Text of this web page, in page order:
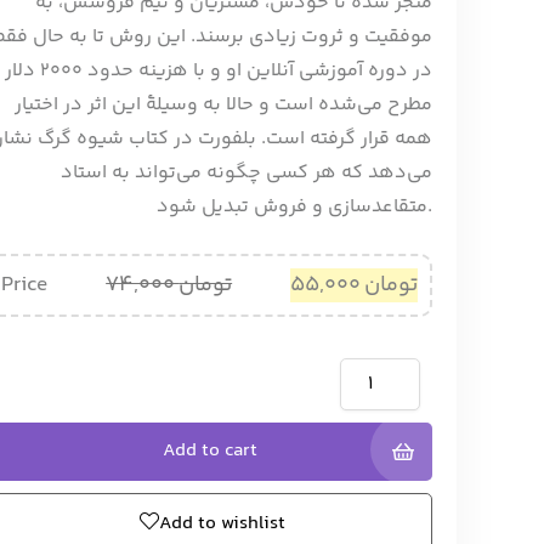
موفقیت و ثروت زیادی برسند. این روش تا به حال
در دوره آموزشی آنلاین او و با هزینه حدود 2000 دلار
مطرح می‌شده است و حالا به وسیلۀ این اثر در اختیار
همه قرار گرفته است. بلفورت در کتاب شیوه گرگ
می‌دهد که هر کسی چگونه می‌تواند به استاد
متقاعدسازی و فروش تبدیل شود.
Price 74,000تومان 55,000تومان
Add to cart
Add to wishlist